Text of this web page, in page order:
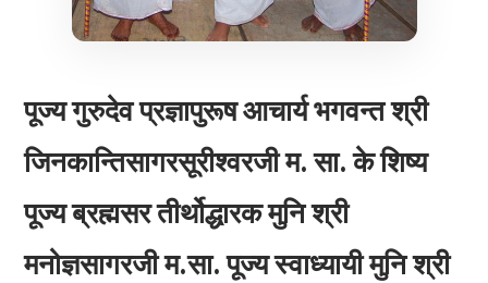
पूज्य गुरुदेव प्रज्ञापुरूष आचार्य भगवन्त श्री
जिनकान्तिसागरसूरीश्वरजी म. सा. के शिष्य
पूज्य ब्रह्मसर तीर्थोद्धारक मुनि श्री
मनोज्ञसागरजी म.सा. पूज्य स्वाध्यायी मुनि श्री